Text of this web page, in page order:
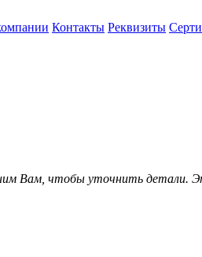
Контакты Реквизиты
Вам, чтобы уточнить детали.